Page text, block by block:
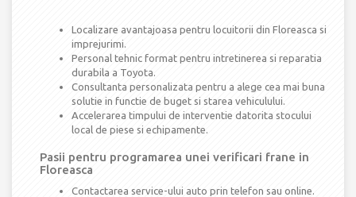
Localizare avantajoasa pentru locuitorii din Floreasca si
imprejurimi.
Personal tehnic format pentru intretinerea si reparatia
durabila a Toyota.
Consultanta personalizata pentru a alege cea mai buna
solutie in functie de buget si starea vehiculului.
Accelerarea timpului de interventie datorita stocului
local de piese si echipamente.
Pasii pentru programarea unei verificari frane in
Floreasca
Contactarea service-ului auto prin telefon sau online.